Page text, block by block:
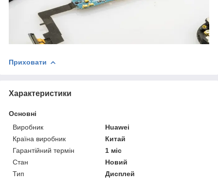
Приховати
Характеристики
Основні
Виробник
Huawei
Країна виробник
Китай
Гарантійний термін
1 міс
Стан
Новий
Тип
Дисплей